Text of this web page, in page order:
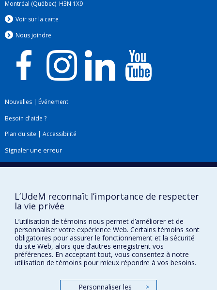
Montréal (Québec) H3N 1X9
Voir sur la carte
Nous joindre
Nouvelles | Événement
Besoin d'aide ?
Plan du site | Accessibilité
Signaler une erreur
Téléchargez les logos de l'ESPUM
L’UdeM reconnaît l’importance de respecter
la vie privée
L’utilisation de témoins nous permet d’améliorer et de
personnaliser votre expérience Web. Certains témoins sont
obligatoires pour assurer le fonctionnement et la sécurité
du site Web, alors que d’autres enregistrent vos
préférences. En acceptant tout, vous consentez à notre
utilisation de témoins pour mieux répondre à vos besoins.
Personnaliser les >